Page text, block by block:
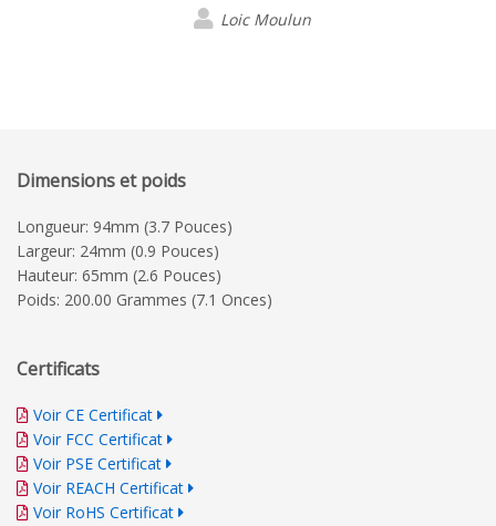
prochaines commandes...
Loic Moulun
Dimensions et poids
Longueur: 94mm (3.7 Pouces)
Largeur: 24mm (0.9 Pouces)
Hauteur: 65mm (2.6 Pouces)
Poids: 200.00 Grammes (7.1 Onces)
Certificats
Voir CE Certificat
Voir FCC Certificat
Voir PSE Certificat
Voir REACH Certificat
Voir RoHS Certificat